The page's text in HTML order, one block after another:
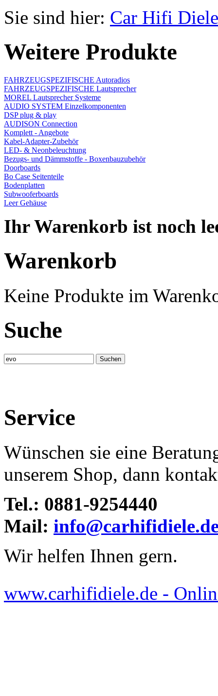
Sie sind hier: Car Hifi
Weitere Produkte
FAHRZEUGSPEZIFISCHE Autoradios
FAHRZEUGSPEZIFISCHE Lautsprecher
MOREL Lautsprecher Systeme
AUDIO SYSTEM Einzelkomponenten
DSP plug & play
AUDISON Connection
Komplett - Angebote
Kabel-Adapter-Zubehör
LED- & Neonbeleuchtung
Bezugs- und Dämmstoffe - Boxenbauzubehör
Doorboards
Bo Case Seitenteile
Bodenplatten
Subwooferboards
Leer Gehäuse
Ihr Warenkorb ist noch
Warenkorb
Keine Produkte im
Suche
Service
Wünschen sie eine
unserem Shop, dann
Tel.: 0881-9254440
Mail:
Wir helfen Ihnen gern.
www.carhifidiele.de -